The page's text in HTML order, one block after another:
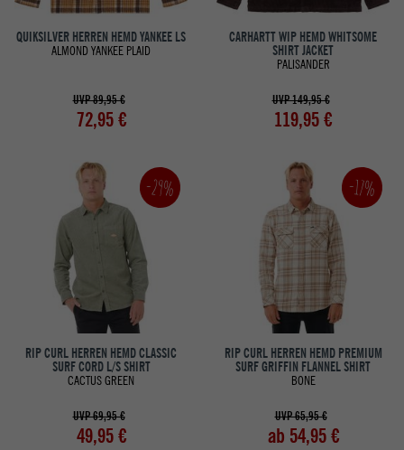
QUIKSILVER HERREN HEMD YANKEE LS
ALMOND YANKEE PLAID
UVP 89,95 €
72,95 €
CARHARTT WIP HEMD WHITSOME
SHIRT JACKET
PALISANDER
UVP 149,95 €
119,95 €
-29%
RIP CURL HERREN HEMD CLASSIC
SURF CORD L/S SHIRT
CACTUS GREEN
UVP 69,95 €
49,95 €
-17%
RIP CURL HERREN HEMD PREMIUM
SURF GRIFFIN FLANNEL SHIRT
BONE
UVP 65,95 €
ab 54,95 €